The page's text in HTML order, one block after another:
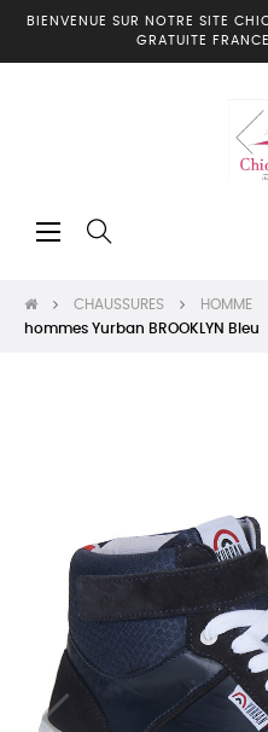
BIENVENUE SUR NOTRE SITE
GRATUITE
Basculer
☰
CHAUSSURES HOMME
hommes Yurban BROOKLYN Bleu